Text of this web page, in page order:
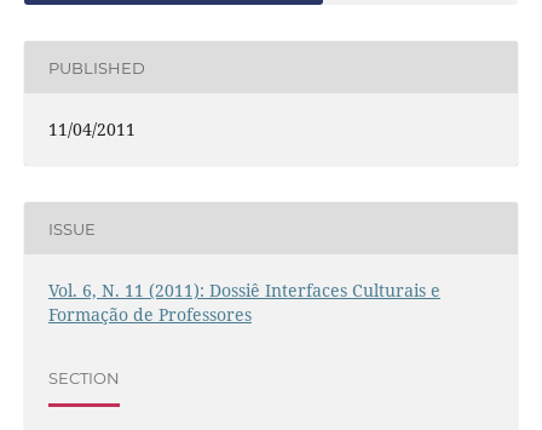
PUBLISHED
11/04/2011
ISSUE
Vol. 6, N. 11 (2011): Dossiê Interfaces Culturais e
Formação de Professores
SECTION